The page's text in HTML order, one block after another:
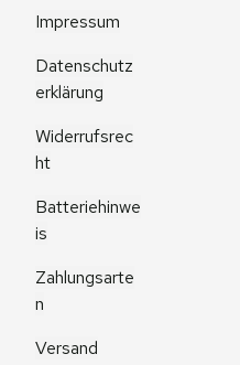
Impressum
Datenschutz
erklärung
Widerrufsrec
ht
Batteriehinwe
is
Zahlungsarte
n
Versand